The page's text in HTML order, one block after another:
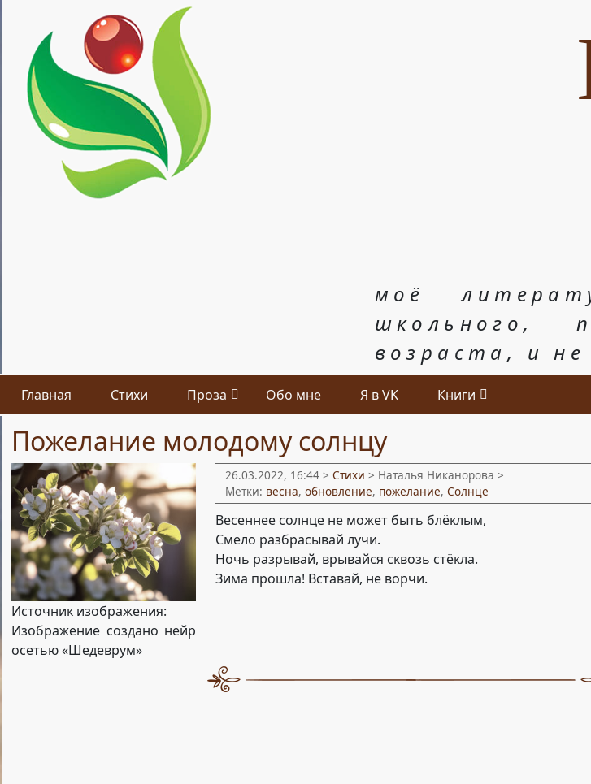
моё
школьного,
возраста, и
Главная Стихи Проза Обо мне Я в VK Книги
Пожелание молодому солнцу
Источник изображения:
Изображение создано нейр
осетью «Шедеврум»
26.03.2022, 16:44 >Стихи > Наталья Никанорова >
Метки: весна,обновление, пожелание,Солнце
Весеннее солнце не может быть блёклым,
Смело разбрасывай лучи.
Ночь разрывай, врывайся сквозь стёкла.
Зима прошла! Вставай, не ворчи.